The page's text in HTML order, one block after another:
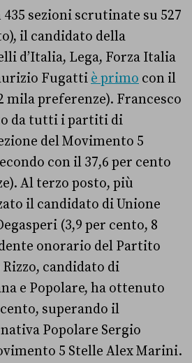
435 sezioni scrutinate su 527
il candidato della
d’Italia, Lega, Forza Italia
Fugatti è primo con il
mila preferenze). Francesco
da tutti i partiti di
del Movimento 5
con il 37,6 per cento
Al terzo posto, più
il candidato di Unione
(3,9 per cento, 8
onorario del Partito
candidato di
e Popolare, ha ottenuto
superando il
Popolare Sergio
5 Stelle Alex Marini.